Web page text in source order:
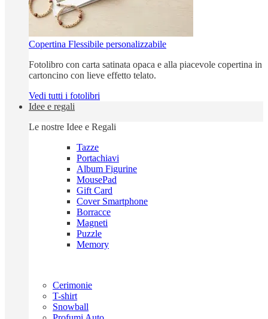
Copertina Flessibile personalizzabile
Fotolibro con carta satinata opaca e alla piacevole copertina in
cartoncino con lieve effetto telato.
Vedi tutti i fotolibri
Idee e regali
Le nostre Idee e Regali
Tazze
Portachiavi
Album Figurine
MousePad
Gift Card
Cover Smartphone
Borracce
Magneti
Puzzle
Memory
Cerimonie
T-shirt
Snowball